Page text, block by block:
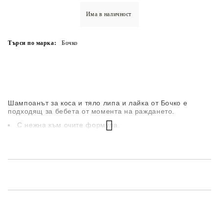
Има в наличност
Шампоанът за коса и тяло липа и лайка от Бочко е
подходящ за бебета от момента на раждането.
С нежна към очите формула.
Деликатно измива косата и почиства кожата на
Бочко е без дразнещи съставки (SLES), с
Търси по марка: Бочко